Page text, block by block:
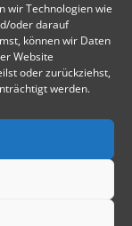
wir Technologien wie
oder darauf
können wir Daten
Website
oder zurückziehst,
werden.